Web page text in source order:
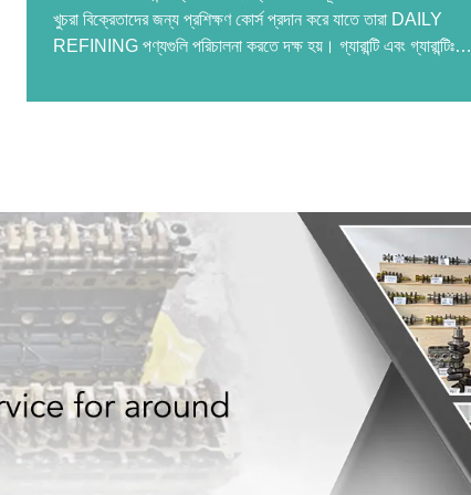
খুচরা বিক্রেতাদের জন্য প্রশিক্ষণ কোর্স প্রদান করে যাতে তারা DAILY
REFINING পণ্যগুলি পরিচালনা করতে দক্ষ হয়। গ্যারান্টি এবং গ্যারান্টিঃ
আপ করে